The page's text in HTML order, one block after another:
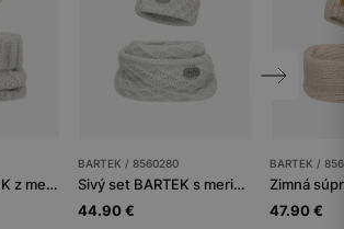
Zimný set BARTEK z merino vlny 85604-80, čiapka + nákrčník
BARTEK / 8560280
Sivý set BARTEK s merino vlnou 85602-80 čiapka s chĺpkatým brmbolcom + nákrčník
44.90 €
BARTEK /
47.90 €